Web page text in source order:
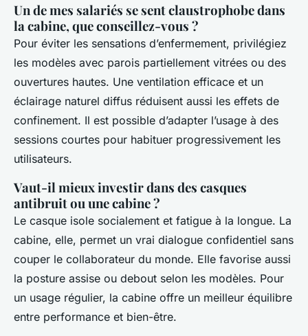
Un de mes salariés se sent claustrophobe dans
la cabine, que conseillez-vous ?
Pour éviter les sensations d’enfermement, privilégiez
les modèles avec parois partiellement vitrées ou des
ouvertures hautes. Une ventilation efficace et un
éclairage naturel diffus réduisent aussi les effets de
confinement. Il est possible d’adapter l’usage à des
sessions courtes pour habituer progressivement les
utilisateurs.
Vaut-il mieux investir dans des casques
antibruit ou une cabine ?
Le casque isole socialement et fatigue à la longue. La
cabine, elle, permet un vrai dialogue confidentiel sans
couper le collaborateur du monde. Elle favorise aussi
la posture assise ou debout selon les modèles. Pour
un usage régulier, la cabine offre un meilleur équilibre
entre performance et bien-être.